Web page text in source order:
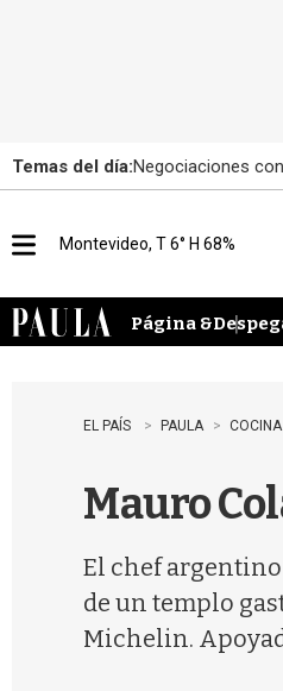
Temas del día:Negociaciones con
u
Montevideo, T 6° H 68%
Página &
EL PAÍS PAULA COCINA
Mauro
El chef argentino
de un templo
Michelin.